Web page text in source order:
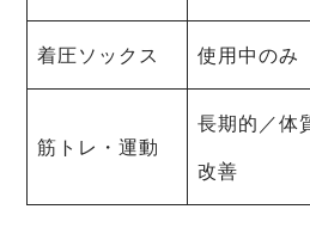
着圧ソックス 使用中のみ
筋トレ・運動
長期的／体
改善